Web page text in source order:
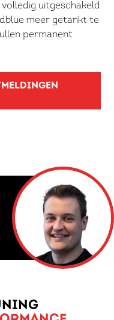
uitgeschakeld
meer getankt te
permanent